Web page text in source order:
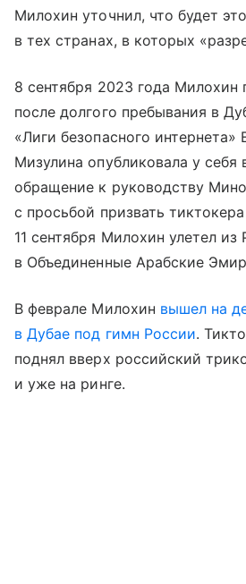
Милохин уточнил, что будет
в тех странах, в которых
8 сентября 2023 года Милохин
после долгого пребывания в
«Лиги безопасного интернета»
Мизулина опубликовала у себя
обращение к руководству
с просьбой призвать
11 сентября Милохин улетел из
в Объединенные Арабские
В феврале Милохин вышел на
в Дубае под гимн России.
поднял вверх российский
и уже на ринге.